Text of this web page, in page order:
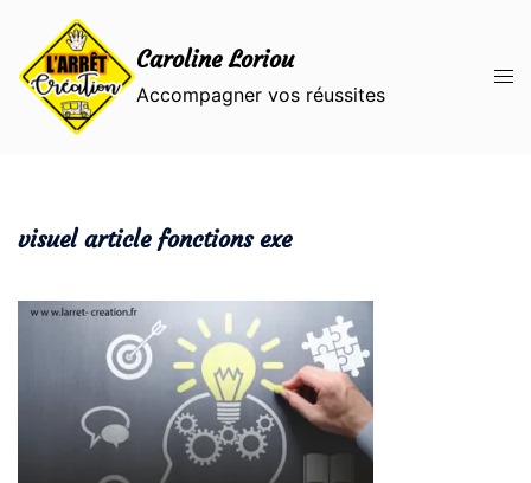
contenu
Caroline Loriou
Accompagner vos réussites
visuel article fonctions exe